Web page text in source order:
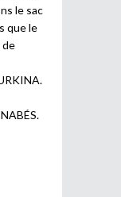
le sac
que le
de